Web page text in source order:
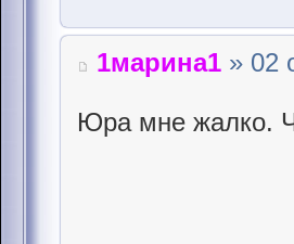
1марина1 » 02
Юра мне жалко.